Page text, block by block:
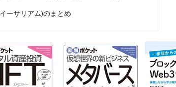
ーサリアム)のまとめ